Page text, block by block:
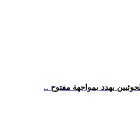
يهدد بمواجهة مفتوح